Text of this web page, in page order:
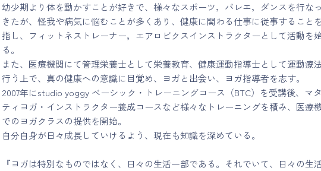
幼少期より体を動かすことが好きで、様々なスポーツ，バレエ，ダンスを行な
きたが、怪我や病気に悩むことが多くあり、健康に関わる仕事に従事すること
指し、フィットネストレーナー，エアロビクスインストラクターとして活動を
る。
また、医療機関にて管理栄養士として栄養教育、健康運動指導士として運動療
行う上で、真の健康への意識に目覚め、ヨガと出会い、ヨガ指導者を志す。
2007年にstudio yoggy ベーシック・トレーニングコース（BTC）を受講後、マ
ティヨガ・インストラクター養成コースなど様々なトレーニングを積み、医療
でのヨガクラスの提供を開始。
自分自身が日々成長していけるよう、現在も知識を深めている。
『ヨガは特別なものではなく、日々の生活一部である。それでいて、日々の生